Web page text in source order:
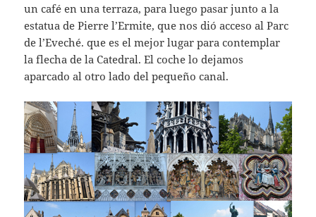
un café en una terraza, para luego pasar junto a la
estatua de Pierre l’Ermite, que nos dió acceso al Parc
de l’Eveché. que es el mejor lugar para contemplar
la flecha de la Catedral. El coche lo dejamos
aparcado al otro lado del pequeño canal.